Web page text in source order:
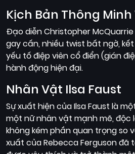
Kịch Bản Thông
Đạo diễn Christopher
gay cấn, nhiều twist bất ngờ,
yếu tố điệp viên cổ điển (gián
hành động hiện đại.
Nhân Vật Ilsa Faust
Sự xuất hiện của Ilsa Faust là
một nữ nhân vật mạnh mẽ, độc
không kém phần quan trọng so
xuất của Rebecca Ferguson đã